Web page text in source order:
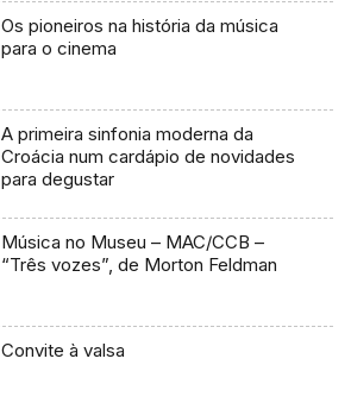
Os pioneiros na história da música
para o cinema
A primeira sinfonia moderna da
Croácia num cardápio de novidades
para degustar
Música no Museu – MAC/CCB –
“Três vozes”, de Morton Feldman
Convite à valsa